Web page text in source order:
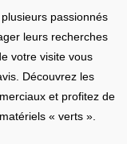
passionnés
leurs recherches
votre visite vous
Découvrez les
et profitez de
« verts ».